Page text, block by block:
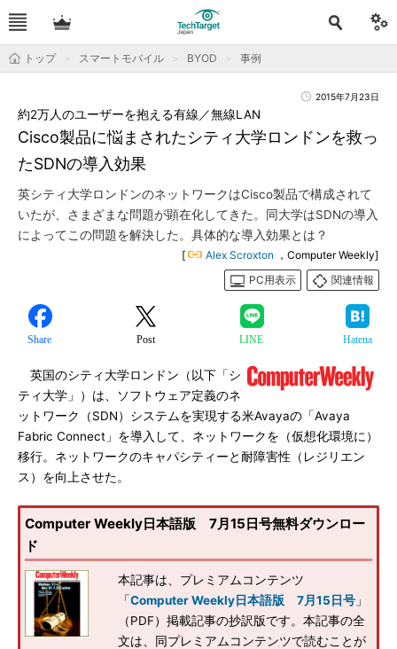
トップ スマートモバイル BYOD 事例
2015年7月23日
Cisco製品に悩まされたシティ大学ロンドンを救っ
たSDNの導入効果
約2万人のユーザーを抱える有線／無線LAN
英シティ大学ロンドンのネットワークはCisco製品で構成されて
いたが、さまざまな問題が顕在化してきた。同大学はSDNの導入
によってこの問題を解決した。具体的な導入効果とは？
[ Alex Scroxton ，Computer Weekly]
PC用表示
関連情報
Share Post LINE Hatena
英国のシティ大学ロンドン（以下「シ
ティ大学」）は、ソフトウェア定義のネ
ットワーク（SDN）システムを実現する米Avayaの「Avaya
Fabric Connect」を導入して、ネットワークを（仮想化環境に）
移行。ネットワークのキャパシティーと耐障害性（レジリエン
ス）を向上させた。
Computer Weekly日本語版 7月15日号無料ダウンロー
ド
本記事は、プレミアムコンテンツ
「Computer Weekly日本語版 7月15日号 」
（PDF）掲載記事の抄訳版です。本記事の全
文は、同プレミアムコンテンツで読むことが